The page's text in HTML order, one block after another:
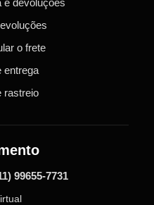
o frete
entrega
rastreio
99655-7731